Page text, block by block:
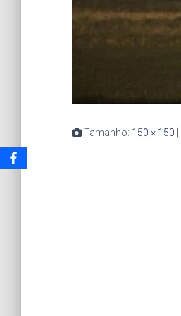
Tamanho: 150 × 150